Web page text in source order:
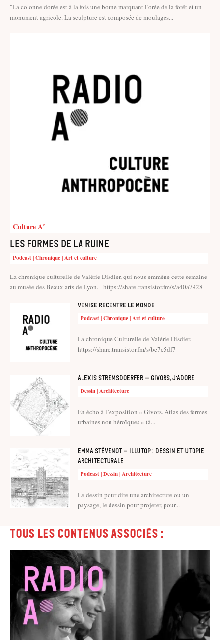
"La colonne dorée est à la fois une borne marquant l’orée de la forêt et un
monument agricole. La sculpture est composée de moulages...
Culture A°
Les formes de la ruine
Podcast | Chronique | Art et culture
La chronique culturelle de Valérie Disdier, qui nous emmène cette semaine
au musée des Beaux arts de Lyon. https://share.transistor.fm/s/a40a7928
Venise recentre le Monde
Podcast | Chronique | Art et culture
La chronique Culturelle de Valérie Disdier.
https://share.transistor.fm/s/be7c5df7
Alexis Stremsdoerfer – Givors, j’adore
Dessin | Architecture
En écho à l’exposition « Givors. Atlas des formes
urbaines non héroïques » (à...
Emma Stévenot – Illutop : dessin et utopie
architecturale
Podcast | Dessin | Architecture
Le dessin pour dire une architecture ou un
paysage, le dessin pour projeter, pour...
Tous les contenus associés :